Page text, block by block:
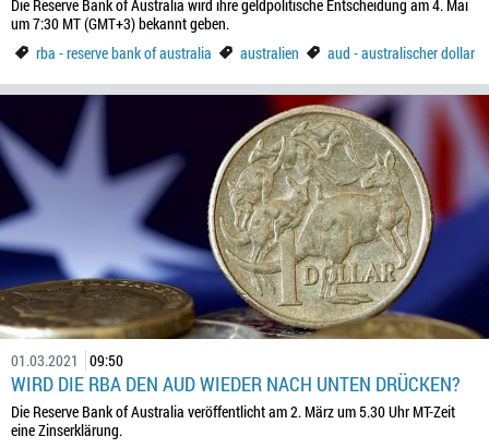
Die Reserve Bank of Australia wird ihre geldpolitische Entscheidung am 4. Mai
um 7:30 MT (GMT+3) bekannt geben.
rba - reserve bank of australia
australien aud - australischer dollar
01.03.2021 09:50
WIRD DIE RBA DEN AUD WIEDER NACH UNTEN DRÜCKEN?
Die Reserve Bank of Australia veröffentlicht am 2. März um 5.30 Uhr MT-Zeit
eine Zinserklärung.